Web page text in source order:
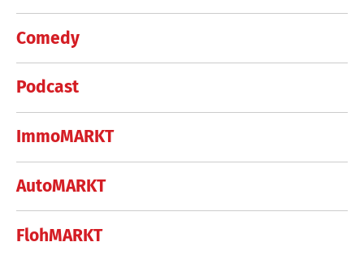
Comedy
Podcast
ImmoMARKT
AutoMARKT
FlohMARKT